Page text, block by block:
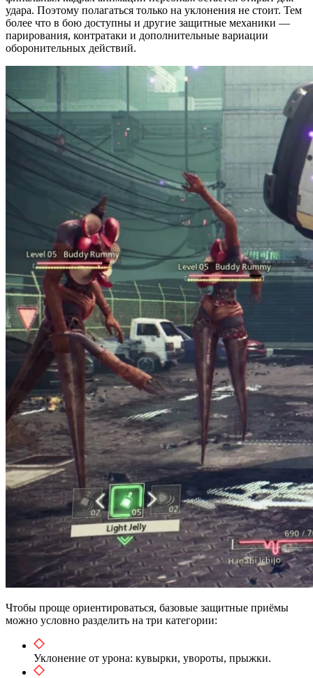
удара. Поэтому полагаться только на уклонения не стоит. Тем
более что в бою доступны и другие защитные механики —
парирования, контратаки и дополнительные вариации
оборонительных действий.
Чтобы проще ориентироваться, базовые защитные приёмы
можно условно разделить на три категории:
Уклонение от урона: кувырки, увороты, прыжки.